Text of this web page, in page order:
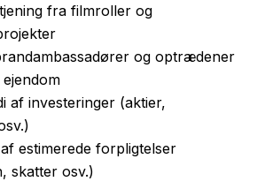
fra filmroller og
og optrædener
af investeringer (aktier,
estimerede forpligtelser
skatter osv.)